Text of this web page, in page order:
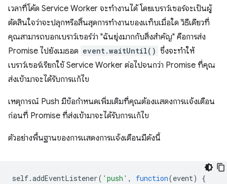
เวลาที่โค้ด Service Worker จะทำงานได้ โดยเบราว์เซอร์จะเป็นผู้
ตัดสินใจว่าจะปลุกหรือสิ้นสุดการทำงานของแท็บเมื่อใด วิธีเดียวที่
คุณสามารถบอกเบราว์เซอร์ว่า "ฉันยุ่งมากกับสิ่งสำคัญ" คือการส่ง
Promise ไปยังเมธอด event.waitUntil() ซึ่งจะทำให้
เบราว์เซอร์เรียกใช้ Service Worker ต่อไปจนกว่า Promise ที่คุณ
ส่งเข้ามาจะได้รับการแก้ไข
เหตุการณ์ Push มีข้อกําหนดเพิ่มเติมที่คุณต้องแสดงการแจ้งเตือน
ก่อนที่ Promise ที่ส่งเข้ามาจะได้รับการแก้ไข
ตัวอย่างพื้นฐานของการแสดงการแจ้งเตือนมีดังนี้
self.addEventListener( 'push' , function(event)
{